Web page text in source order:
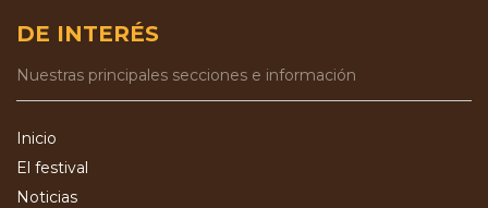
DE INTERÉS
Nuestras principales secciones e información
Inicio
El festival
Noticias